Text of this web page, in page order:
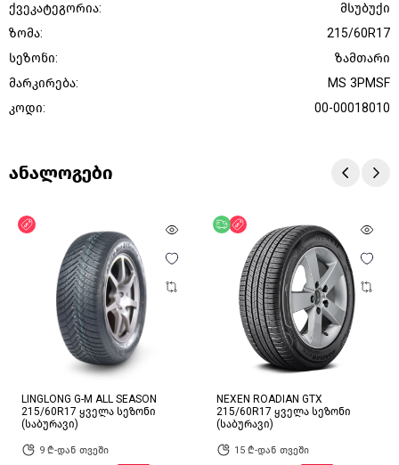
ქვეკატეგორია:
მსუბუქი
ზომა:
215/60R17
სეზონი:
ზამთარი
მარკირება:
MS 3PMSF
კოდი:
00-00018010
ანალოგები
LINGLONG G-M ALL SEASON
215/60R17 ყველა სეზონი
(საბურავი)
9 ₾-დან თვეში
უფასო მიწოდება
ფასდაკლება
NEXEN ROADIAN GTX
215/60R17 ყველა სეზონი
(საბურავი)
15 ₾-დან თვეში